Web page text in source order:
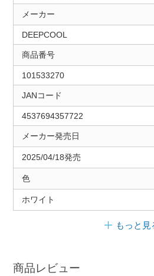
メーカー
DEEPCOOL
商品番号
101533270
JANコード
4537694357722
メーカー発売日
2025/04/18発売
色
ホワイト
もっと見
商品レビュー